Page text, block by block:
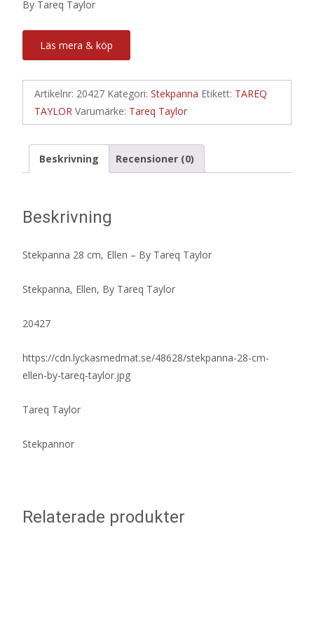
By Tareq Taylor
Läs mera & köp
Artikelnr: 20427 Kategori: Stekpanna Etikett: TAREQ
TAYLOR Varumärke: Tareq Taylor
Beskrivning Recensioner (0)
Beskrivning
Stekpanna 28 cm, Ellen – By Tareq Taylor
Stekpanna, Ellen, By Tareq Taylor
20427
https://cdn.lyckasmedmat.se/48628/stekpanna-28-cm-
ellen-by-tareq-taylor.jpg
Tareq Taylor
Stekpannor
Relaterade produkter